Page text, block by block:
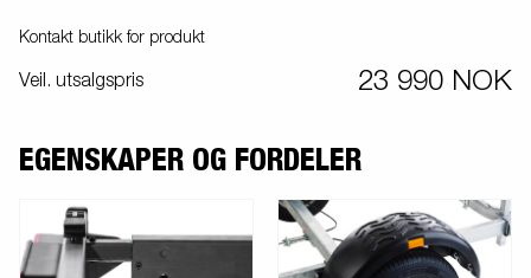
understell. Vanntette hjullagre forlenger levetiden. Vinsj og vinsjtårn
båt. Vinsjtårnet er også utstyrt med ekstra sikkerhetswire til bruk når
vanntette lamper som gjør at det er enkelt å laste båten på og av.
Bildene er kun tenkt som illustrasjon og kan vise valgfritt
tilleggsutstyr.
Kontakt butikk for produkt
Veil. utsalgspris 23 990 NOK
EGENSKAPER OG FORDELER